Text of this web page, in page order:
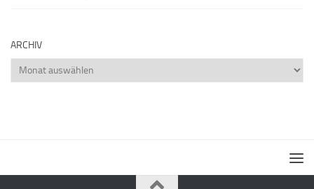
ARCHIV
Archiv